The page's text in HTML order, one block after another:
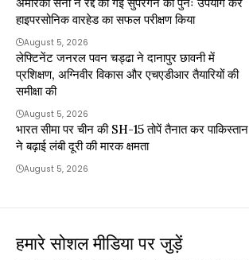
हाइपरसोनिक वारहेड का सफल परीक्षण किया
August 5, 2026
लेफ्टिनेंट जनरल पवन चड्ढा ने दानापुर छावनी में
प्रशिक्षण, अग्निवीर विकास और एचएडीआर तैयारियों की
समीक्षा की
August 5, 2026
भारत सीमा पर चीन की SH-15 तोपें तैनात कर पाकिस्तान
ने बढ़ाई लंबी दूरी की मारक क्षमता
August 5, 2026
हमारे सोशल मीडिया पर जुड़ें